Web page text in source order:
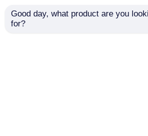
Good day, what product are you
for?